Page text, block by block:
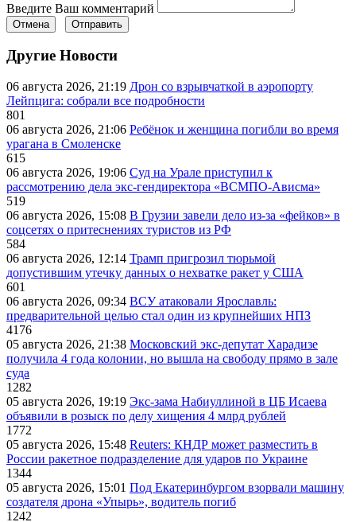
Введите Ваш комментарий
Отмена Отправить
Другие Новости
06 августа 2026, 21:19 Дрон со взрывчаткой в аэропорту
Лейпцига: собрали все подробности
801
06 августа 2026, 21:06 Ребёнок и женщина погибли во время
урагана в Смоленске
615
06 августа 2026, 19:06 Суд на Урале приступил к
рассмотрению дела экс-гендиректора «ВСМПО-Ависма»
519
06 августа 2026, 15:08 В Грузии завели дело из-за «фейков» в
соцсетях о притеснениях туристов из РФ
584
06 августа 2026, 12:14 Трамп пригрозил тюрьмой
допустившим утечку данных о нехватке ракет у США
601
06 августа 2026, 09:34 ВСУ атаковали Ярославль:
предварительной целью стал один из крупнейших НПЗ
4176
05 августа 2026, 21:38 Московский экс-депутат Харадизе
получила 4 года колонии, но вышла на свободу прямо в зале
суда
1282
05 августа 2026, 19:19 Экс-зама Набиуллиной в ЦБ Исаева
объявили в розыск по делу хищения 4 млрд рублей
1772
05 августа 2026, 15:48 Reuters: КНДР может разместить в
России ракетное подразделение для ударов по Украине
1344
05 августа 2026, 15:01 Под Екатеринбургом взорвали машину
создателя дрона «Упырь», водитель погиб
1242